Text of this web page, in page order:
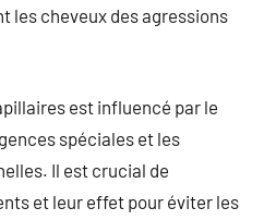
les cheveux des agressions
est influencé par le
spéciales et les
Il est crucial de
et leur effet pour éviter les